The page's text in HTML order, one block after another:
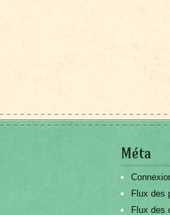
Méta
Flux des
Flux des